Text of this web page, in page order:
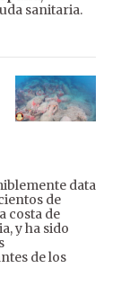
sanitaria.
data
de
costa de
y ha sido
de los